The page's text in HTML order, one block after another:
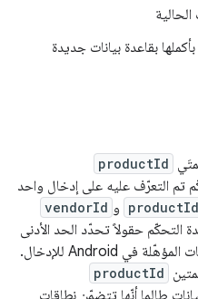
بقاعدة بيانات جديدة
productId
التعرّف عليه على إدخال واحد
productId و vendorId
التحكّم حقولاً تحدّد الحد الأدنى
والأقصى لنطاق واجهة برمجة التطبيقات المؤهّلة في Android للإدخال.
productId
طالما أنّها تتضمّن نطاقات